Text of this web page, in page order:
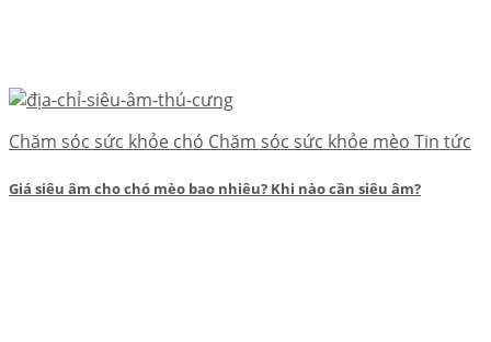
Chăm sóc sức khỏe chó Chăm sóc sức khỏe mèo Tin tức
Giá siêu âm cho chó mèo bao nhiêu? Khi nào cần siêu âm?